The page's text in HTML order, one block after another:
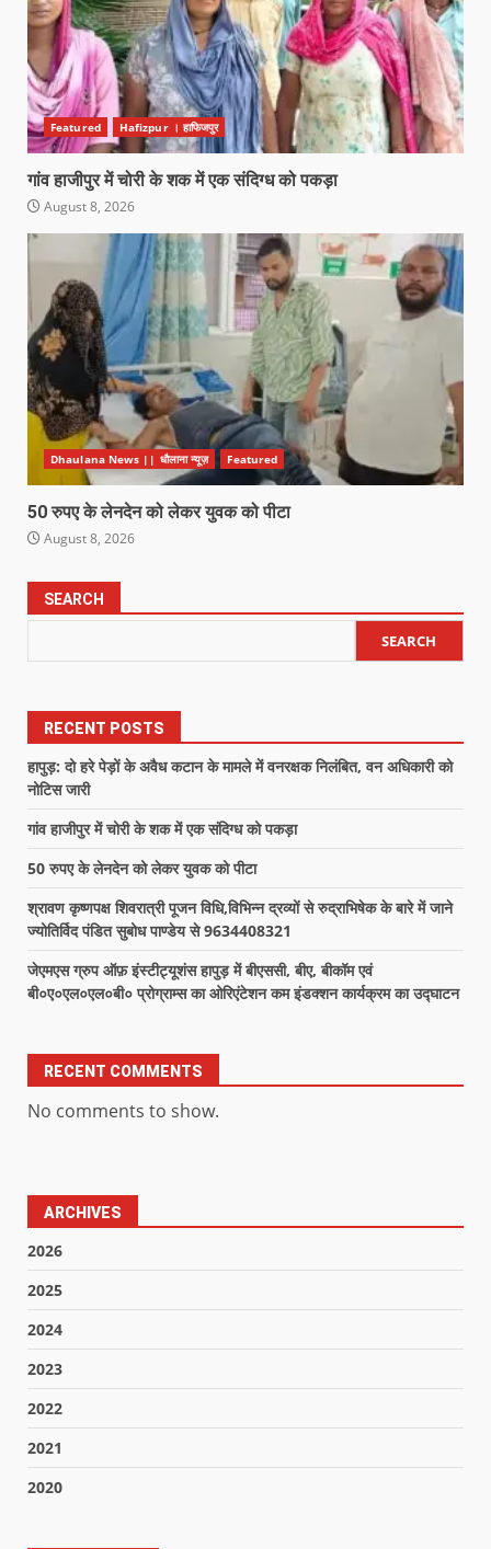
Featured Hafizpur । हाफिजपुर
गांव हाजीपुर में चोरी के शक में एक संदिग्ध को पकड़ा
August 8, 2026
Dhaulana News || धौलाना न्यूज़ Featured
50 रुपए के लेनदेन को लेकर युवक को पीटा
August 8, 2026
SEARCH
SEARCH
RECENT POSTS
हापुड़: दो हरे पेड़ों के अवैध कटान के मामले में वनरक्षक निलंबित, वन अधिकारी को
नोटिस जारी
गांव हाजीपुर में चोरी के शक में एक संदिग्ध को पकड़ा
50 रुपए के लेनदेन को लेकर युवक को पीटा
श्रावण कृष्णपक्ष शिवरात्री पूजन विधि,विभिन्न द्रव्यों से रुद्राभिषेक के बारे में जाने
ज्योतिर्विद पंडित सुबोध पाण्डेय से 9634408321
जेएमएस ग्रुप ऑफ़ इंस्टीट्यूशंस हापुड़ में बीएससी, बीए, बीकॉम एवं
बी०ए०एल०एल०बी० प्रोग्राम्स का ओरिएंटेशन कम इंडक्शन कार्यक्रम का उद्घाटन
RECENT COMMENTS
No comments to show.
ARCHIVES
2026
2025
2024
2023
2022
2021
2020